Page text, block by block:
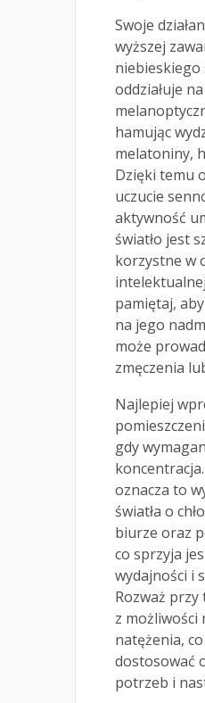
Swoje
wyższej
niebieskiego
oddziałuje
hamując
melatoniny,
Dzięki temu
uczucie
aktywność
światło jest
korzystne w
pamiętaj,
na jego
może
zmęczenia
Najlepiej
gdy
oznacza to
światła o
biurze oraz
co sprzyja
wydajności i
Rozważ
z możliwości
natężenia,
dostosować
potrzeb i